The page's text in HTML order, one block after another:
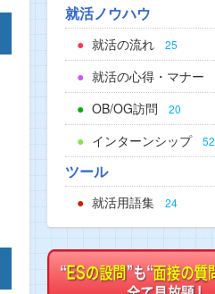
就活ノウハウ
就活の流れ 25
就活の心得・マナー
OB/OG訪問 20
インターンシップ 52
ツール
就活用語集 24